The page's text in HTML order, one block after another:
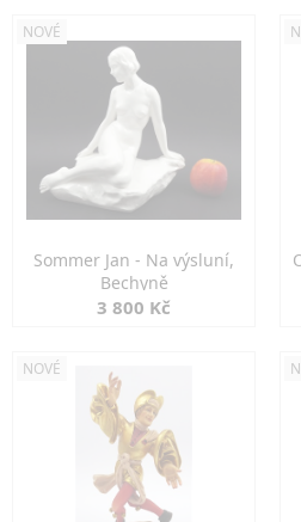
NOVÉ
Sommer Jan - Na výsluní,
Bechyně
3 800 Kč
NOVÉ